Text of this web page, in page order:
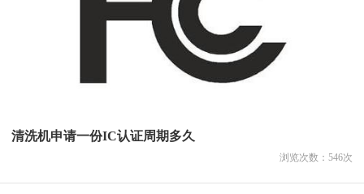
清洗机申请一份IC认证周期多久
浏览次数： 546次